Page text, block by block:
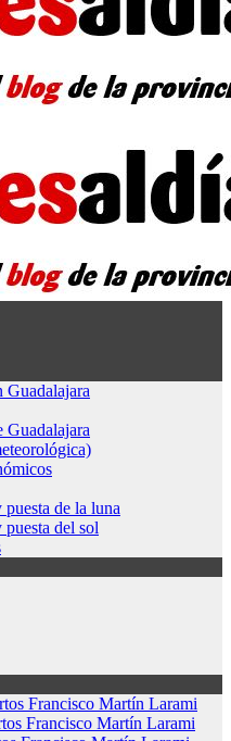
Guadalajara
Guadalajara
de la luna
del sol
Francisco Martín Larami
Francisco Martín Larami